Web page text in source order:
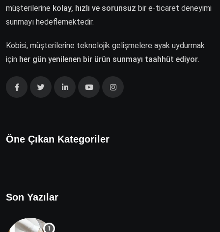
müşterilerine kolay, hızlı ve sorunsuz bir e-ticaret deneyimi
sunmayı hedeflemektedir.
Kobisi, müşterilerine teknolojik gelişmelere ayak uydurmak
için her gün yenilenen bir ürün sunmayı taahhüt ediyor.
Öne Çıkan Kategoriler
Son Yazılar